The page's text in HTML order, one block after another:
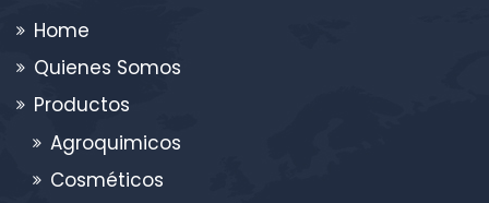
Home
Quienes Somos
Productos
Agroquimicos
Cosméticos